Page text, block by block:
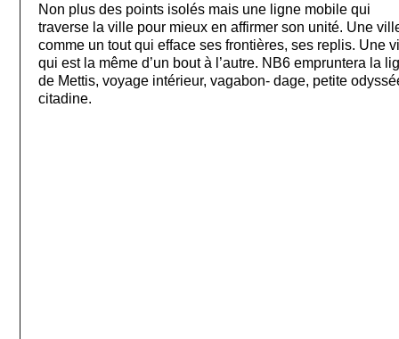
Non plus des points isolés mais une ligne mobile qui
traverse la ville pour mieux en affirmer son unité. Une
comme un tout qui efface ses frontières, ses replis. Une
qui est la même d’un bout à l’autre. NB6 empruntera la
de Mettis, voyage intérieur, vagabon- dage, petite
citadine.